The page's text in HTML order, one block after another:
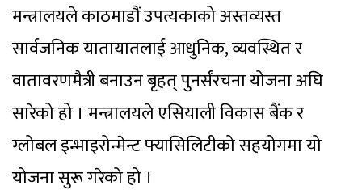
मन्त्रालयले काठमाडौं उपत्यकाको अस्तव्यस्त
सार्वजनिक यातायातलाई आधुनिक, व्यवस्थित र
वातावरणमैत्री बनाउन बृहत् पुनर्संरचना योजना अघि
सारेको हो । मन्त्रालयले एसियाली विकास बैंक र
ग्लोबल इन्भाइरोन्मेन्ट फ्यासिलिटीको सहयोगमा यो
योजना सुरू गरेको हो ।